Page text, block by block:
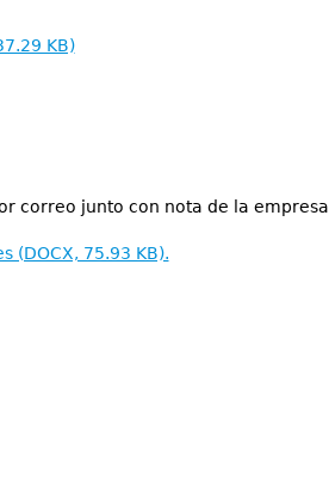
KB)
correo junto con nota de la empresa
(DOCX, 75.93 KB).